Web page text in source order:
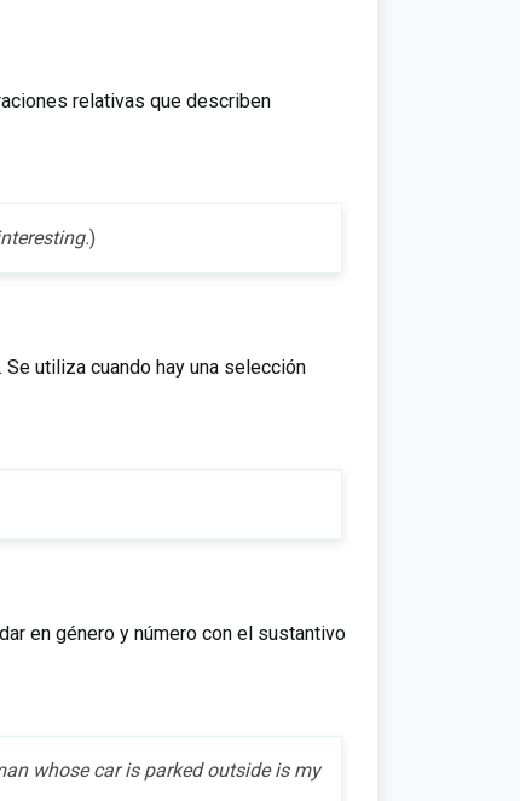
relativas que describen
)
utiliza cuando hay una selección
en género y número con el sustantivo
whose car is parked outside is my